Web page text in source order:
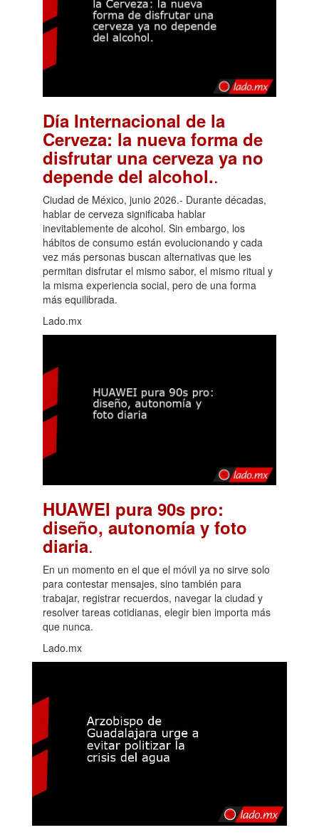
Día Internacional de la
Cerveza: la nueva forma de
disfrutar una cerveza ya no
depende del alcohol..
Ciudad de México, junio 2026.- Durante décadas,
hablar de cerveza significaba hablar
inevitablemente de alcohol. Sin embargo, los
hábitos de consumo están evolucionando y cada
vez más personas buscan alternativas que les
permitan disfrutar el mismo sabor, el mismo ritual y
la misma experiencia social, pero de una forma
más equilibrada.
Lado.mx
HUAWEI pura 90s pro:
diseño, autonomía y foto
diaria.
En un momento en el que el móvil ya no sirve solo
para contestar mensajes, sino también para
trabajar, registrar recuerdos, navegar la ciudad y
resolver tareas cotidianas, elegir bien importa más
que nunca.
Lado.mx